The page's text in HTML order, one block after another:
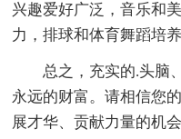
兴趣爱好广泛，音乐和
力，排球和体育舞蹈培
总之，充实的.头脑
永远的财富。请相信您
展才华、贡献力量的机